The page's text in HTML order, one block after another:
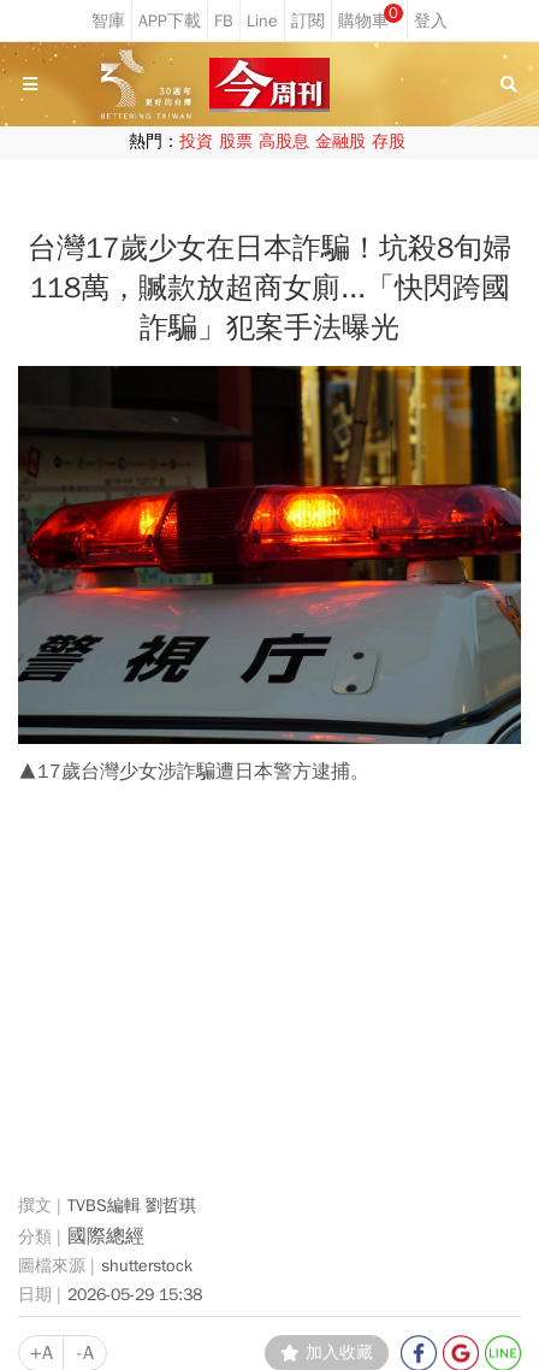
0
熱門： 投資 股票 高股息 金融股 存股
台灣17歲少女在日本詐騙！坑殺8旬婦
118萬，贓款放超商女廁...「快閃跨國
詐騙」犯案手法曝光
▲17歲台灣少女涉詐騙遭日本警方逮捕。
TVBS編輯 劉哲琪
國際總經
shutterstock
2026-05-29 15:38
+A -A 加入收藏